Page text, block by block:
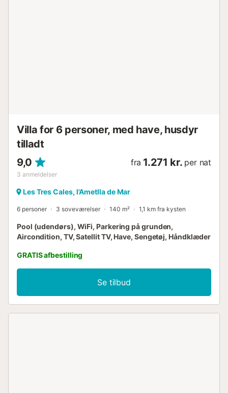
Villa for 6 personer, med have, husdyr
tilladt
9,0
3 anmeldelser
fra 1.271 kr. per nat
Les Tres Cales, l'Ametlla de Mar
6 personer 3 soveværelser 140 m² 1,1 km fra kysten
Pool (udendørs), WiFi, Parkering på grunden,
Aircondition, TV, Satellit TV, Have, Sengetøj, Håndklæder
GRATIS afbestilling
Se tilbud